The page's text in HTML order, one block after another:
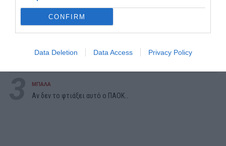
CONFIRM
Data Deletion Data Access Privacy Policy
1 ΜΠΑΛΑ
Η αλήθεια για τον Ετιέν Καμαρά
Βρες πού βρίσκονται 10 παραλίες:
Αν κάνεις 10/10 σε
ΜΠΑΛΑ
Αν δεν το φτιάξει αυτό ο ΠΑΟΚ…